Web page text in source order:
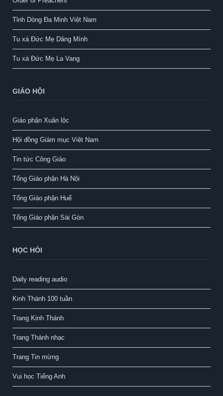
Tỉnh Dòng Đa Minh Việt Nam
Tu xá Đức Mẹ Dâng Mình
Tu xá Đức Mẹ La Vang
GIÁO HỘI
Giáo phận Xuân lộc
Hội đồng Giám mục Việt Nam
Tin tức Công Giáo
Tổng Giáo phận Hà Nội
Tổng Giáo phận Huế
Tổng Giáo phận Sài Gòn
HỌC HỎI
Daily reading audio
Kinh Thánh 100 tuần
Trang Kinh Thánh
Trang Thánh nhạc
Trang Tin mừng
Vui học Tiếng Anh